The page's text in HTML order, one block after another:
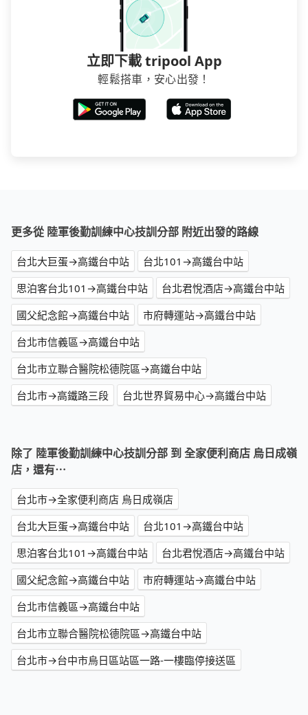
立即下載 tripool App
輕鬆搭車，安心出發！
更多從 陸軍後勤訓練中心技訓分部 附近出發的路線
台北大巨蛋→高鐵台中站
台北101→高鐵台中站
思泊客台北101→高鐵台中站
台北君悅酒店→高鐵台中站
國父紀念館→高鐵台中站
市府轉運站→高鐵台中站
台北市信義區→高鐵台中站
台北市立聯合醫院松德院區→高鐵台中站
台北市→高鐵路三段
台北世界貿易中心→高鐵台中站
除了 陸軍後勤訓練中心技訓分部 到 全家便利商店 烏日成嶺
店，還有⋯
台北市→全家便利商店 烏日成嶺店
台北大巨蛋→高鐵台中站
台北101→高鐵台中站
思泊客台北101→高鐵台中站
台北君悅酒店→高鐵台中站
國父紀念館→高鐵台中站
市府轉運站→高鐵台中站
台北市信義區→高鐵台中站
台北市立聯合醫院松德院區→高鐵台中站
台北市→台中市烏日區站區一路-一樓臨停接送區